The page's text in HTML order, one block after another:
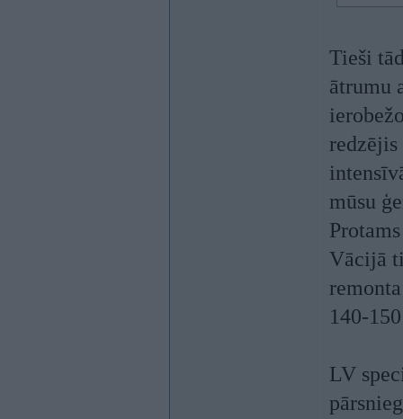
Tieši
ātrumu
mūsu
Vācijā
140-
LV